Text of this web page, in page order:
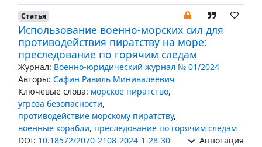
Статья
Использование военно-морских сил для
противодействия пиратству на море:
преследование по горячим следам
Журнал: Военно-юридический журнал № 01/2024
Авторы: Сафин Равиль Минивалеевич
Ключевые слова: морское пиратство,
угроза безопасности,
противодействие морскому пиратству,
военные корабли, преследование по горячим следам
DOI: 10.18572/2070-2108-2024-1-28-30 Аннотация